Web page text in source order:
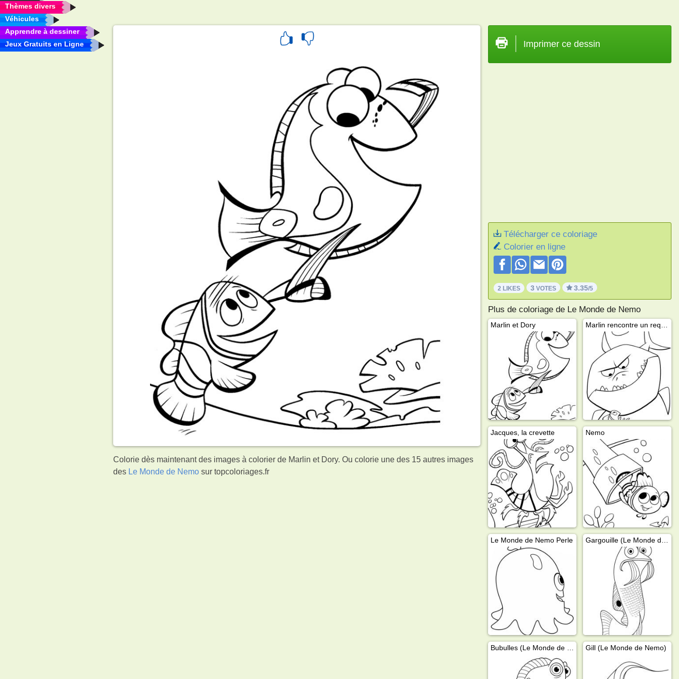
Thèmes divers
Véhicules
Apprendre à dessiner
Jeux Gratuits en Ligne
Colorie dès maintenant des images à colorier de Marlin et Dory. Ou colorie une des 15 autres images
des Le Monde de Nemo sur topcoloriages.fr
Imprimer ce dessin
Télécharger ce coloriage
Colorier en ligne
2 LIKES 3 VOTES 3.35/5
Plus de coloriage de Le Monde de Nemo
Marlin et Dory
Jacques, la crevette Nemo
Le Monde de Nemo Perle
Gill (Le Monde de Nemo)